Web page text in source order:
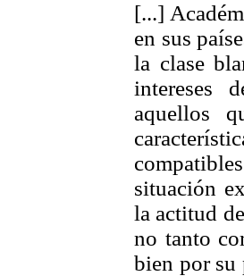
[...]
en sus
la clase
intereses
aquellos
situación
la actitud
no tanto
bien por su